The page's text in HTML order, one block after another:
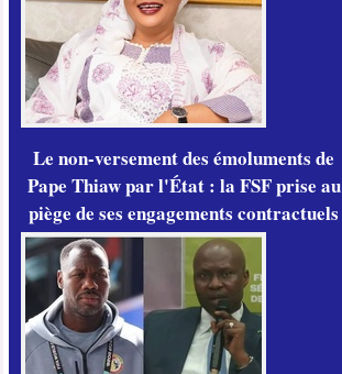
Le non-versement des émoluments de
Pape Thiaw par l'État : la FSF prise au
piège de ses engagements contractuels